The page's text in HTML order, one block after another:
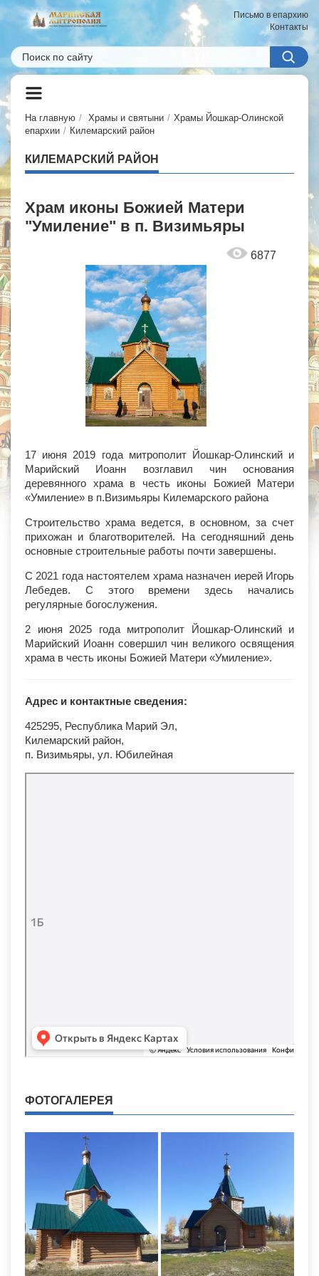
Письмо в епархию
Контакты
На главную Храмы и святыни
Храмы Йошкар-Олинской
епархии
Килемарский район
КИЛЕМАРСКИЙ РАЙОН
Храм иконы Божией Матери
"Умиление" в п. Визимьяры
6877
17 июня 2019 года митрополит Йошкар-Олинский и
Марийский Иоанн возглавил чин основания
деревянного храма в честь иконы Божией Матери
«Умиление» в п.Визимьяры Килемарского района
Строительство храма ведется, в основном, за счет
прихожан и благотворителей. На сегодняшний день
основные строительные работы почти завершены.
С 2021 года настоятелем храма назначен иерей Игорь
Лебедев. С этого времени здесь начались
регулярные богослужения.
2 июня 2025 года митрополит Йошкар-Олинский и
Марийский Иоанн совершил чин великого освящения
храма в честь иконы Божией Матери «Умиление».
Адрес и контактные сведения:
425295, Республика Марий Эл,
Килемарский район,
п. Визимьяры, ул. Юбилейная
ФОТОГАЛЕРЕЯ